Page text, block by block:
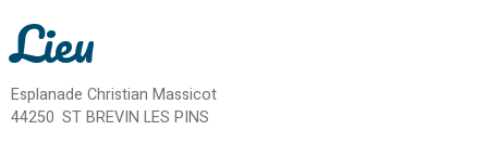
Lieu
Esplanade Christian Massicot
44250 ST BREVIN LES PINS